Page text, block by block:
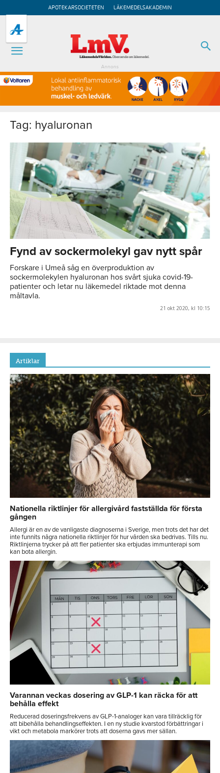
APOTEKARSOCIETETEN LÄKEMEDELSAKADEMIN
Annons
Tag: hyaluronan
Fynd av sockermolekyl gav nytt spår
Forskare i Umeå såg en överproduktion av
sockermolekylen hyaluronan hos svårt sjuka covid-19-
patienter och letar nu läkemedel riktade mot denna
måltavla.
21 okt 2020, kl 10:15
Artiklar
Nationella riktlinjer för allergivård fastställda för första
gången
Allergi är en av de vanligaste diagnoserna i Sverige, men trots det har det
inte funnits några nationella riktlinjer för hur vården ska bedrivas. Tills nu.
Riktlinjerna trycker på att fler patienter ska erbjudas immunterapi som
kan bota allergin.
Varannan veckas dosering av GLP-1 kan räcka för att
behålla effekt
Reducerad doseringsfrekvens av GLP-1-analoger kan vara tillräcklig för
att bibehålla behandlingseffekten. I en ny studie kvarstod förbättringar i
vikt och metabola markörer trots att doserna gavs mer sällan.